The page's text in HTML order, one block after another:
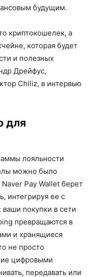
будущим.
криптокошелек, а
которая будет
и полезных
Дрейфус,
Chiliz, в интервью
для
лояльности
можно было
Pay Wallet берет
интегрируя ее с
покупки в сети
превращаются в
и хранящиеся
не просто
цифровыми
передавать или